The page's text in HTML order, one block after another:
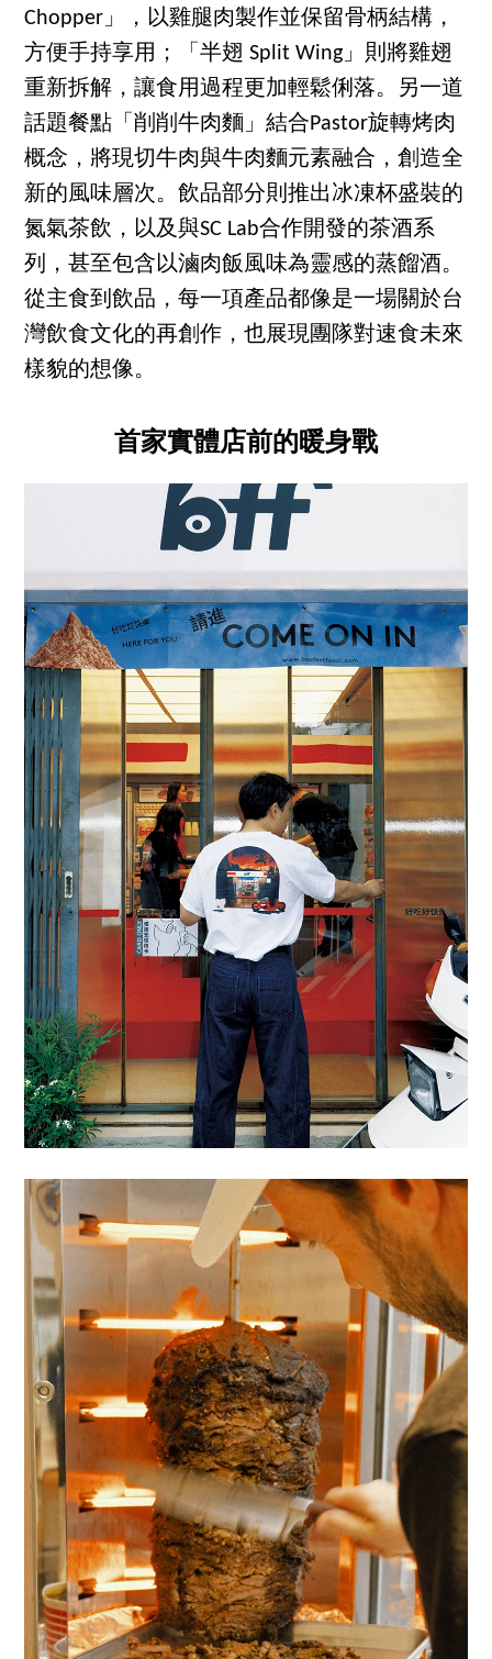
Chopper」，以雞腿肉製作並保留骨柄結構，
方便手持享用；「半翅 Split Wing」則將雞翅
重新拆解，讓食用過程更加輕鬆俐落。另一道
話題餐點「削削牛肉麵」結合Pastor旋轉烤肉
概念，將現切牛肉與牛肉麵元素融合，創造全
新的風味層次。飲品部分則推出冰凍杯盛裝的
氮氣茶飲，以及與SC Lab合作開發的茶酒系
列，甚至包含以滷肉飯風味為靈感的蒸餾酒。
從主食到飲品，每一項產品都像是一場關於台
灣飲食文化的再創作，也展現團隊對速食未來
樣貌的想像。
首家實體店前的暖身戰